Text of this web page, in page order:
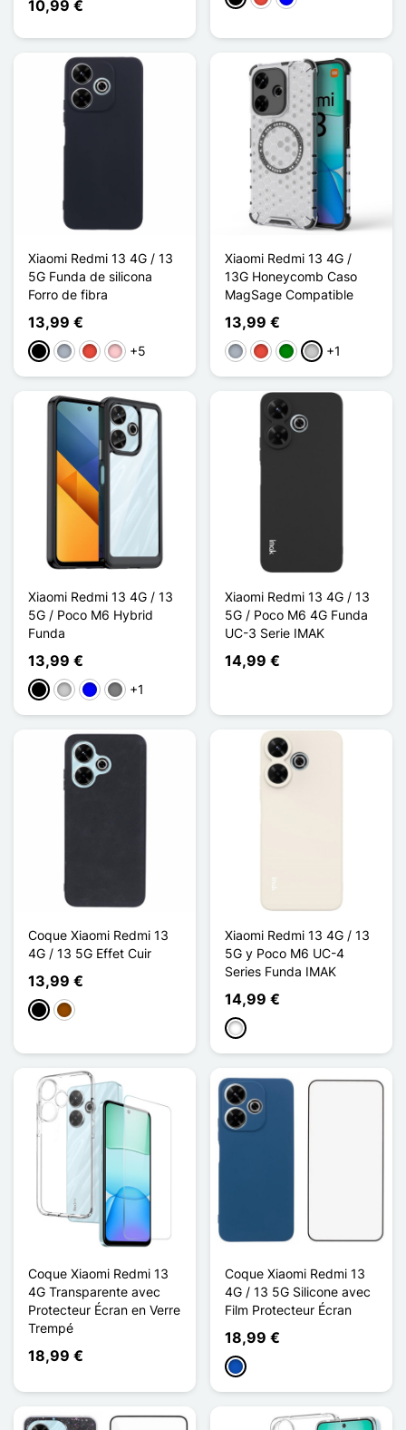
10,99 €
Xiaomi Redmi 13 4G / 13
5G Funda de silicona
Forro de fibra
13,99 €
NegroGris RojoRosa+5
Xiaomi Redmi 13 4G /
13G Honeycomb Caso
MagSage Compatible
13,99 €
Gris RojoVerdeTransparente
+1
Xiaomi Redmi 13 4G / 13
5G / Poco M6 Hybrid
Funda
13,99 €
NegroTransparente
AzulGris Transparent
+1
Xiaomi Redmi 13 4G / 13
5G / Poco M6 4G Funda
UC-3 Serie IMAK
14,99 €
Coque Xiaomi Redmi 13
4G / 13 5G Effet Cuir
13,99 €
NegroMarrón
Xiaomi Redmi 13 4G / 13
5G y Poco M6 UC-4
Series Funda IMAK
14,99 €
Blanco
Coque Xiaomi Redmi 13
4G Transparente avec
Protecteur Écran en Verre
Trempé
18,99 €
Coque Xiaomi Redmi 13
4G / 13 5G Silicone avec
Film Protecteur Écran
18,99 €
Saphir